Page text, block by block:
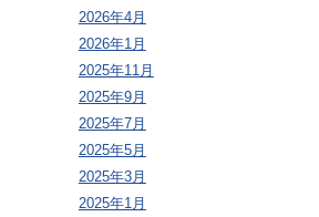
2026年4月
2026年1月
2025年11月
2025年9月
2025年7月
2025年5月
2025年3月
2025年1月